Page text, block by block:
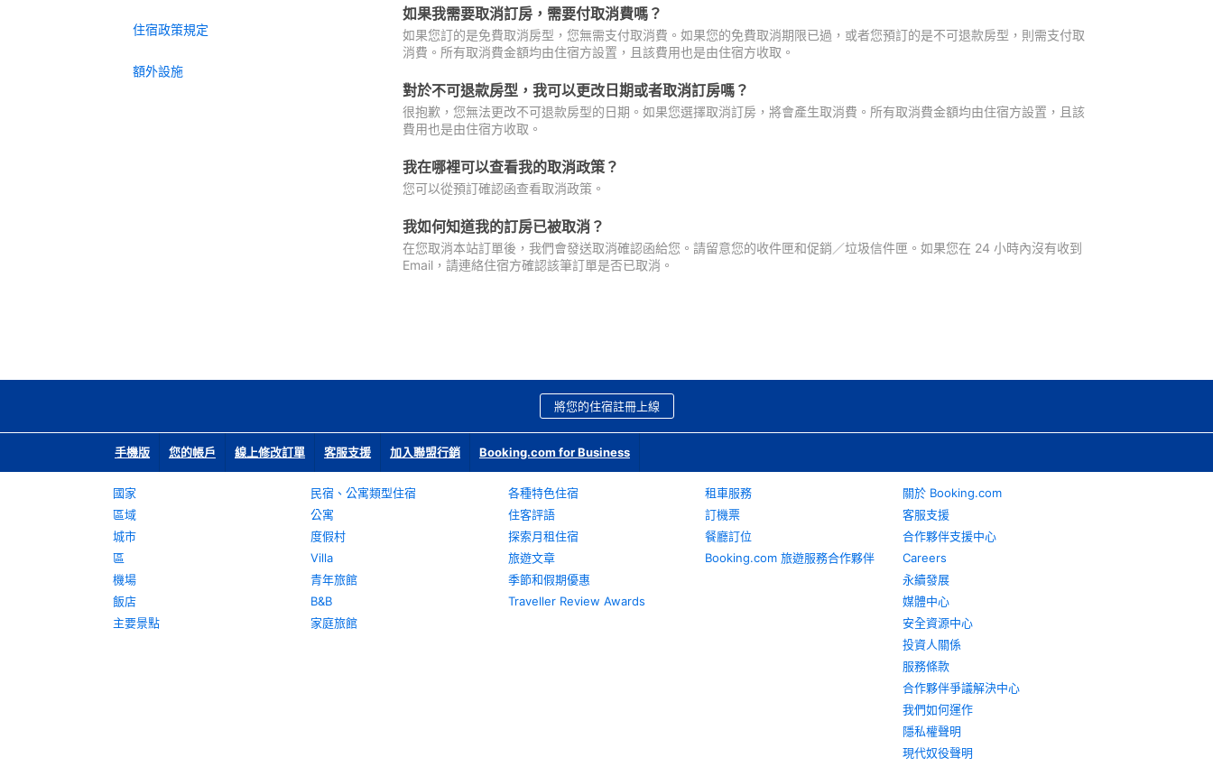
住宿政策規定
額外設施
如果我需要取消訂房，需要付取消費嗎？
如果您訂的是免費取消房型，您無需支付取消費。如果您的免費取消期限已過，或者您預訂的是不可退款房型，則需支付取
消費。所有取消費金額均由住宿方設置，且該費用也是由住宿方收取。
對於不可退款房型，我可以更改日期或者取消訂房嗎？
很抱歉，您無法更改不可退款房型的日期。如果您選擇取消訂房，將會產生取消費。所有取消費金額均由住宿方設置，且該
費用也是由住宿方收取。
我在哪裡可以查看我的取消政策？
您可以從預訂確認函查看取消政策。
我如何知道我的訂房已被取消？
在您取消本站訂單後，我們會發送取消確認函給您。請留意您的收件匣和促銷／垃圾信件匣。如果您在 24 小時內沒有收到
Email，請連絡住宿方確認該筆訂單是否已取消。
將您的住宿註冊上線
手機版 您的帳戶 線上修改訂單 客服支援 加入聯盟行銷 Booking.com for Business
國家
區域
城市
區
機場
飯店
主要景點
民宿、公寓類型住宿
公寓
度假村
Villa
青年旅館
B&B
家庭旅館
各種特色住宿
住客評語
探索月租住宿
旅遊文章
季節和假期優惠
Traveller Review Awards
租車服務
訂機票
餐廳訂位
Booking.com 旅遊服務合作夥伴
關於 Booking.com
客服支援
合作夥伴支援中心
Careers
永續發展
媒體中心
安全資源中心
投資人關係
服務條款
合作夥伴爭議解決中心
我們如何運作
隱私權聲明
現代奴役聲明